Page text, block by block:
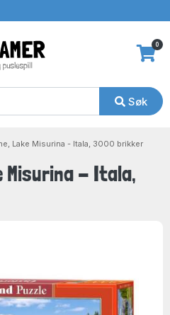
Søk
0
Lake Misurina - Itala, 3000 brikker
Misurina - Itala,